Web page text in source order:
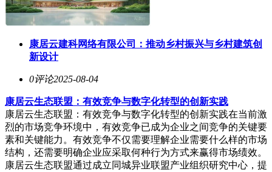
康居云建科网络有限公司：推动乡村振兴与乡村建筑创
新设计
0评论2025-08-04
康居云生态联盟：有效竞争与数字化转型的创新实践
康居云生态联盟：有效竞争与数字化转型的创新实践在当前激
烈的市场竞争环境中，有效竞争已成为企业之间竞争的关键要
素和关键能力。有效竞争不仅需要理解企业需要什么样的市场
结构，还需要明确企业应采取何种行为方式来赢得市场绩效。
康居云生态联盟通过成立同城异业联盟产业组织研究中心，提